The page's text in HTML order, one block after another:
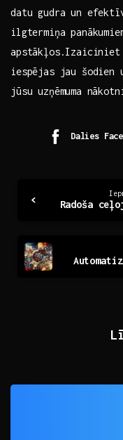
datu gudra un
ilgtermiņa
iespējas jau​
‌jūsu uzņēmuma⁣
Dalies
Reading